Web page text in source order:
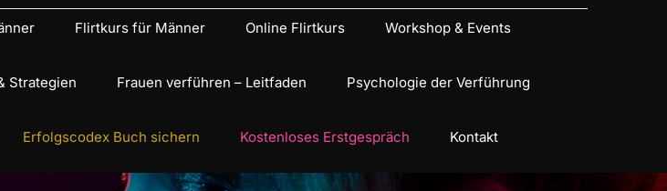
Flirtkurs für Männer Online Flirtkurs Workshop & Events
Strategien Frauen verführen – Leitfaden Psychologie der Verführung
Erfolgscodex Buch sichern Kostenloses Erstgespräch Kontakt